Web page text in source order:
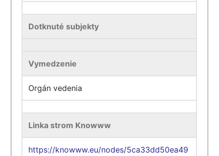
Dotknuté subjekty
Vymedzenie
Orgán vedenia
Linka strom Knowww
https://knowww.eu/nodes/5ca33dd50ea49